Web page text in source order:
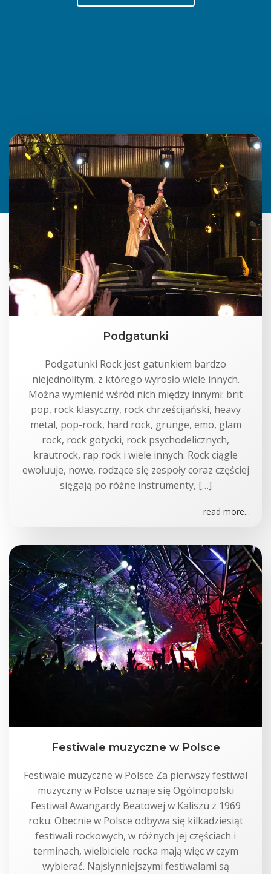
Podgatunki
Podgatunki Rock jest gatunkiem bardzo
niejednolitym, z którego wyrosło wiele innych.
Można wymienić wśród nich między innymi: brit
pop, rock klasyczny, rock chrześcijański, heavy
metal, pop-rock, hard rock, grunge, emo, glam
rock, rock gotycki, rock psychodelicznych,
krautrock, rap rock i wiele innych. Rock ciągle
ewoluuje, nowe, rodzące się zespoły coraz częściej
sięgają po różne instrumenty, […]
read more...
Festiwale muzyczne w Polsce
Festiwale muzyczne w Polsce Za pierwszy festiwal
muzyczny w Polsce uznaje się Ogólnopolski
Festiwal Awangardy Beatowej w Kaliszu z 1969
roku. Obecnie w Polsce odbywa się kilkadziesiąt
festiwali rockowych, w różnych jej częściach i
terminach, wielbiciele rocka mają więc w czym
wybierać. Najsłynniejszymi festiwalami są